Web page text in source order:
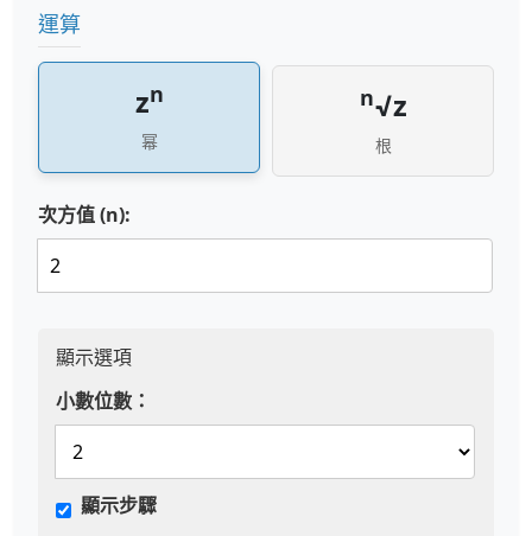
運算
zn
幂
n√z
根
次方值 (n):
顯示選項
小數位數：
顯示步驟